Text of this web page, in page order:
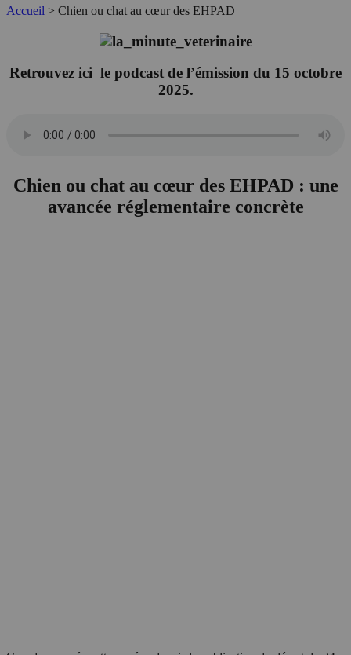
Accueil > Chien ou chat au cœur des EHPAD
Retrouvez ici le podcast de l’émission du 15 octobre
2025.
Chien ou chat au cœur des EHPAD : une
avancée réglementaire concrète